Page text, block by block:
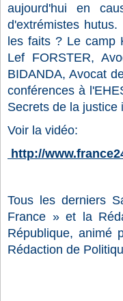
aujourd'hui en
d'extrémistes
les faits ? Le camp
Lef FORSTER,
BIDANDA, Avocat
conférences à
Secrets de la justice
Voir la vidéo:
http://
Tous les derniers
France » et la
République, animé
Rédaction de